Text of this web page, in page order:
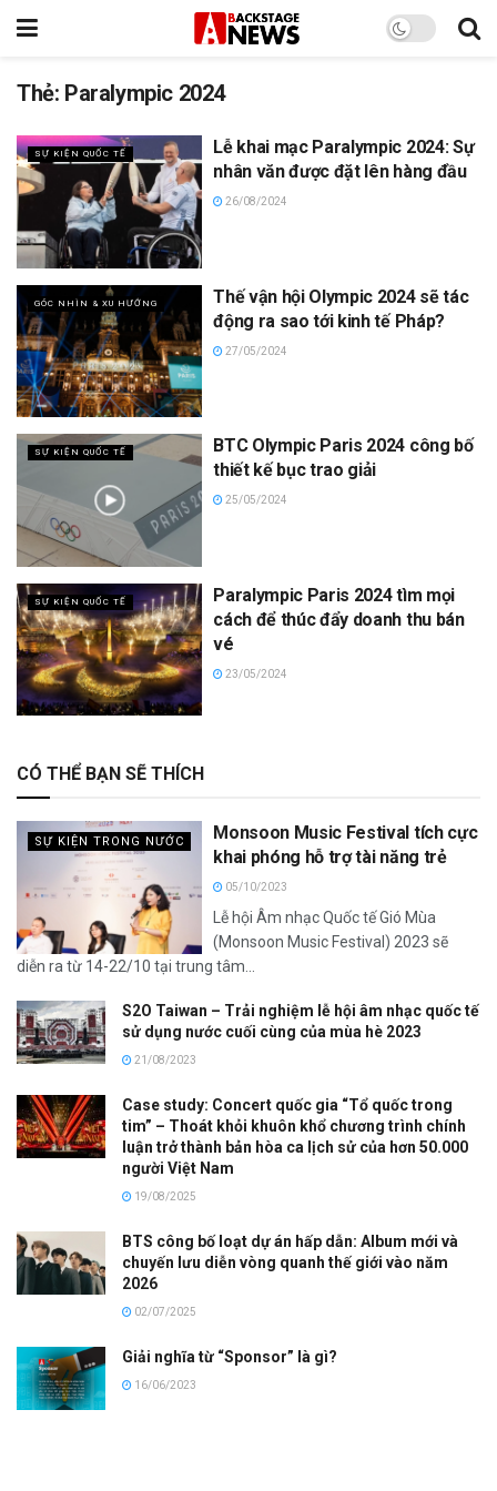
Thẻ: Paralympic 2024
SỰ KIỆN QUỐC TẾ
Lễ khai mạc Paralympic 2024: Sự
nhân văn được đặt lên hàng đầu
26/08/2024
GÓC NHÌN & XU HƯỚNG
Thế vận hội Olympic 2024 sẽ tác
động ra sao tới kinh tế Pháp?
27/05/2024
SỰ KIỆN QUỐC TẾ
BTC Olympic Paris 2024 công bố
thiết kế bục trao giải
25/05/2024
SỰ KIỆN QUỐC TẾ
Paralympic Paris 2024 tìm mọi
cách để thúc đẩy doanh thu bán
vé
23/05/2024
CÓ THỂ BẠN SẼ THÍCH
SỰ KIỆN TRONG NƯỚC
Monsoon Music Festival tích cực
khai phóng hỗ trợ tài năng trẻ
05/10/2023
Lễ hội Âm nhạc Quốc tế Gió Mùa
(Monsoon Music Festival) 2023 sẽ
diễn ra từ 14-22/10 tại trung tâm...
S2O Taiwan – Trải nghiệm lễ hội âm nhạc quốc tế
sử dụng nước cuối cùng của mùa hè 2023
21/08/2023
Case study: Concert quốc gia “Tổ quốc trong
tim” – Thoát khỏi khuôn khổ chương trình chính
luận trở thành bản hòa ca lịch sử của hơn 50.000
người Việt Nam
19/08/2025
BTS công bố loạt dự án hấp dẫn: Album mới và
chuyến lưu diễn vòng quanh thế giới vào năm
2026
02/07/2025
Giải nghĩa từ “Sponsor” là gì?
16/06/2023